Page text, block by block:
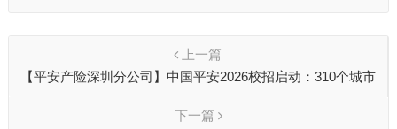
上一篇
【平安产险深圳分公司】中国平安2026校招启动：310个城市
下一篇